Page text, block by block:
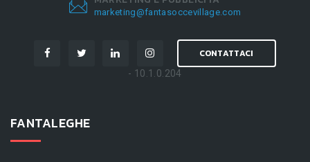
marketing@fantasoccevillage.com
CONTATTACI
- 10.1.0.204
FANTALEGHE